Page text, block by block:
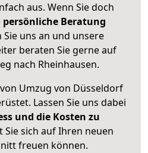
aus. Wenn Sie doch
persönliche Beratung
uns an und unsere
beraten Sie gerne auf
nach Rheinhausen.
Umzug von Düsseldorf
Lassen Sie uns dabei
und die Kosten zu
Sie sich auf Ihren neuen
freuen können.